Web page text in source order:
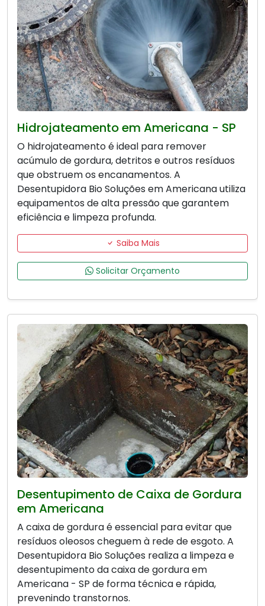
Hidrojateamento em Americana - SP
O hidrojateamento é ideal para remover
acúmulo de gordura, detritos e outros resíduos
que obstruem os encanamentos. A
Desentupidora Bio Soluções em Americana utiliza
equipamentos de alta pressão que garantem
eficiência e limpeza profunda.
Saiba Mais
Solicitar Orçamento
Desentupimento de Caixa de Gordura
em Americana
A caixa de gordura é essencial para evitar que
resíduos oleosos cheguem à rede de esgoto. A
Desentupidora Bio Soluções realiza a limpeza e
desentupimento da caixa de gordura em
Americana - SP de forma técnica e rápida,
prevenindo transtornos.